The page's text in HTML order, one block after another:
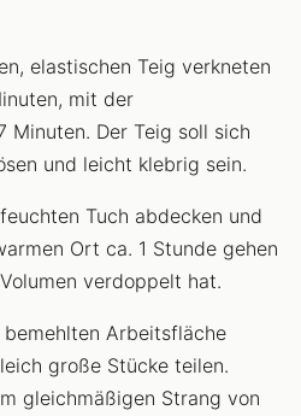
elastischen Teig verkneten
mit der
Minuten. Der Teig soll sich
und leicht klebrig sein.
Tuch abdecken und
Ort ca. 1 Stunde gehen
verdoppelt hat.
Arbeitsfläche
große Stücke teilen.
gleichmäßigen Strang von